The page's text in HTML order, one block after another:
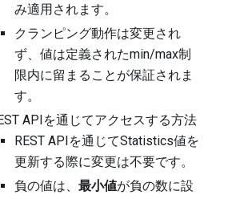
み適用されます。
クランピング動作は変更され
ず、値は定義されたmin/max制
限内に留まることが保証されま
す。
APIを通じてアクセスする方法
REST APIを通じてStatistics値を
更新する際に変更は不要です。
負の値は、 最小値が負の数に設